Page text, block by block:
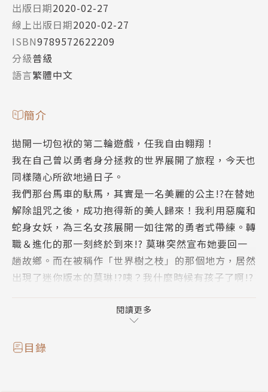
出版日期2020-02-27
線上出版日期2020-02-27
ISBN9789572622209
分級普級
語言繁體中文
簡介
拋開一切包袱的第二輪遊戲，任我自由翱翔！
我在自己曾以勇者身分拯救的世界展開了旅程，今天也
同樣隨心所欲地過日子。
我們那台馬車的馱馬，其實是一名美麗的公主!?在替她
解除詛咒之後，成功抱得新的美人歸來！我利用惡魔和
蛇身女妖，為三名女孩展開一如往常的勇者式帶練。轉
職＆進化的那一刻終於到來!? 莫琳突然宣布她要回一
趟故鄉。而在被稱作「世界樹之枝」的那個地方，居然
出現了迷你版本的莫琳!?咦？我什麼時候有孩子了啊!?
為了乘船前往下一個目的地，我們報名參加了武道大
會，我家女孩在比賽中大顯神威！坐上冠軍獎品──魔
法寶船的我們，將在海峽的對岸遭遇什麼樣的冒險呢!?
閱讀更多
目錄